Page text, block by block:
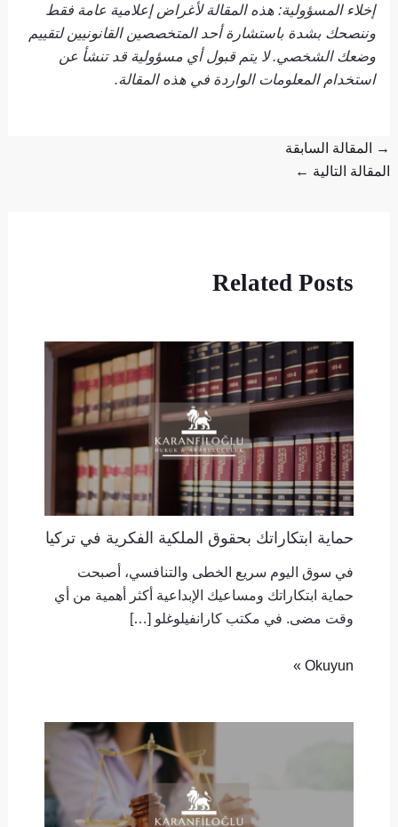
إخلاء المسؤولية: هذه المقالة لأغراض إعلامية عامة فقط
وننصحك بشدة باستشارة أحد المتخصصين القانونيين لتقييم
وضعك الشخصي. لا يتم قبول أي مسؤولية قد تنشأ عن
استخدام المعلومات الواردة في هذه المقالة.
→ المقالة السابقة
المقالة التالية ←
Related Posts
حماية ابتكاراتك بحقوق الملكية الفكرية في تركيا
في سوق اليوم سريع الخطى والتنافسي، أصبحت
حماية ابتكاراتك ومساعيك الإبداعية أكثر أهمية من أي
وقت مضى. في مكتب كارانفيلوغلو […]
Okuyun »